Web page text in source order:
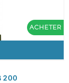
ACHETER
200